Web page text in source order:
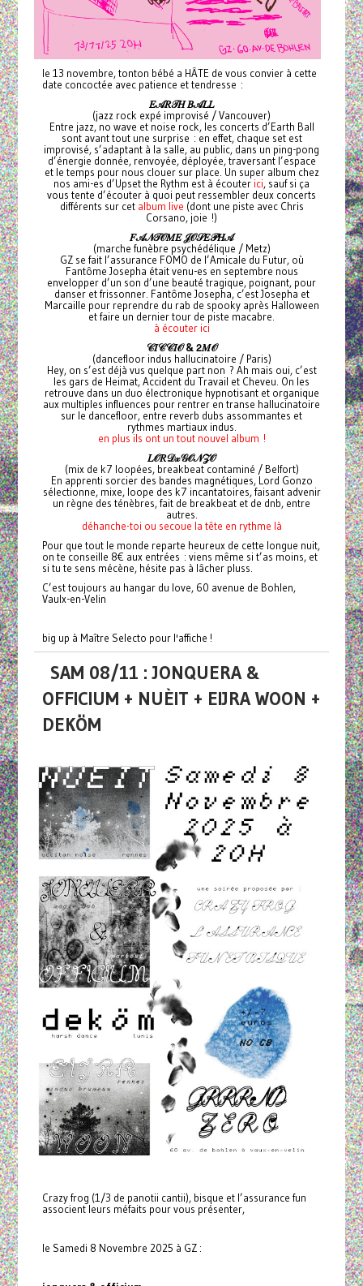
le 13 novembre, tonton bébé a HÂTE de vous convier à cette
date concoctée avec patience et tendresse :
𝐸𝒜𝑅𝒯𝐻𝐵𝒜𝐿𝐿
(jazz rock expé improvisé / Vancouver)
Entre jazz, no wave et noise rock, les concerts d’Earth Ball
sont avant tout une surprise : en effet, chaque set est
improvisé, s’adaptant à la salle, au public, dans un ping-pong
d’énergie donnée, renvoyée, déployée, traversant l’espace
et le temps pour nous clouer sur place. Un super album chez
nos ami-es d’Upset the Rythm est à écouter ici, sauf si ça
vous tente d’écouter à quoi peut ressembler deux concerts
différents sur cet album live (dont une piste avec Chris
Corsano, joie !)
𝐹𝒜𝒩𝒯𝒪𝑀𝐸𝒥𝒪𝒮𝐸𝒫𝐻𝒜
(marche funèbre psychédélique / Metz)
GZ se fait l’assurance FOMO de l’Amicale du Futur, où
Fantôme Josepha était venu-es en septembre nous
envelopper d’un son d’une beauté tragique, poignant, pour
danser et frissonner. Fantôme Josepha, c’est Josepha et
Marcaille pour reprendre du rab de spooky après Halloween
et faire un dernier tour de piste macabre.
à écouter ici
𝒞𝐼𝒞𝒞𝐼𝒪 & 𝟤𝑀𝒪
(dancefloor indus hallucinatoire / Paris)
Hey, on s’est déjà vus quelque part non ? Ah mais oui, c’est
les gars de Heimat, Accident du Travail et Cheveu. On les
retrouve dans un duo électronique hypnotisant et organique
aux multiples influences pour rentrer en transe hallucinatoire
sur le dancefloor, entre reverb dubs assommantes et
rythmes martiaux indus.
en plus ils ont un tout nouvel album !
𝐿𝒪𝑅𝒟𝓍𝒢𝒪𝒩𝒵𝒪
(mix de k7 loopées, breakbeat contaminé / Belfort)
En apprenti sorcier des bandes magnétiques, Lord Gonzo
sélectionne, mixe, loope des k7 incantatoires, faisant advenir
un règne des ténèbres, fait de breakbeat et de dnb, entre
autres.
déhanche-toi ou secoue la tête en rythme là
Pour que tout le monde reparte heureux de cette longue nuit,
on te conseille 8€ aux entrées : viens même si t’as moins, et
si tu te sens mécène, hésite pas à lâcher pluss.
C’est toujours au hangar du love, 60 avenue de Bohlen,
Vaulx-en-Velin
big up à Maître Selecto pour l'affiche !
SAM 08/11 : JONQUERA &
OFFICIUM + NUÈIT + EIJRA WOON +
DEKÖM
Crazy frog (1/3 de panotii cantii), bisque et l’assurance fun
associent leurs méfaits pour vous présenter,
le Samedi 8 Novembre 2025 à GZ :